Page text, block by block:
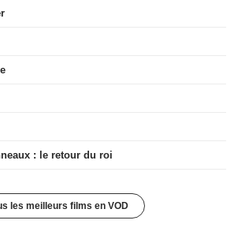
: le retour du roi
les meilleurs films en VOD